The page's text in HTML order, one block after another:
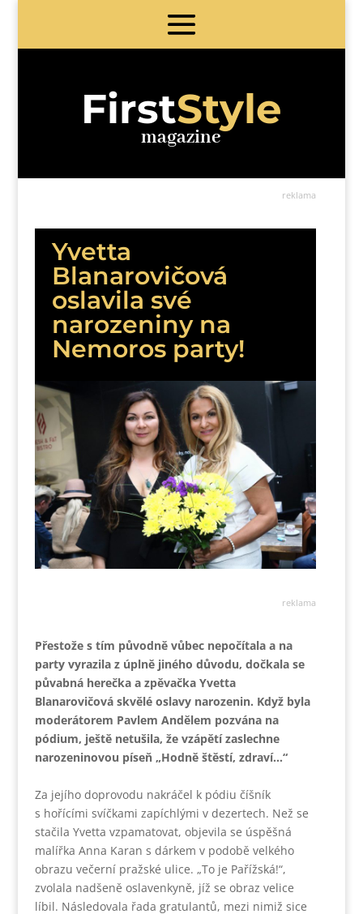
FirstStyle
magazine
reklama
Yvetta
Blanarovičová
oslavila své
narozeniny na
Nemoros party!
reklama
Přestože s tím původně vůbec nepočítala a na
party vyrazila z úplně jiného důvodu, dočkala se
půvabná herečka a zpěvačka Yvetta
Blanarovičová skvělé oslavy narozenin. Když byla
moderátorem Pavlem Andělem pozvána na
pódium, ještě netušila, že vzápětí zaslechne
narozeninovou píseň „Hodně štěstí, zdraví…“
Za jejího doprovodu nakráčel k pódiu číšník
s hořícími svíčkami zapíchlými v dezertech. Než se
stačila Yvetta vzpamatovat, objevila se úspěšná
malířka Anna Karan s dárkem v podobě velkého
obrazu večerní pražské ulice. „To je Pařížská!“,
zvolala nadšeně oslavenkyně, jíž se obraz velice
líbil. Následovala řada gratulantů, mezi nimiž sice